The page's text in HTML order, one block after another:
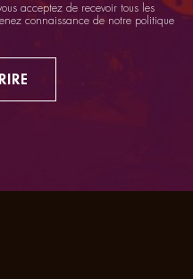
acceptez de recevoir tous les
connaissance de notre politique